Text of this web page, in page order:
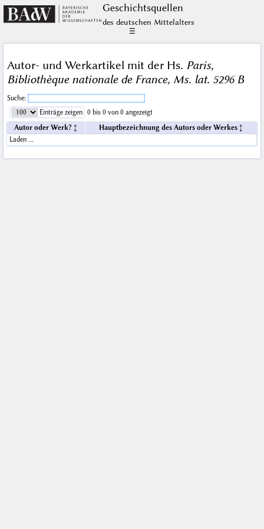
Geschichts­quellen
des deutschen Mittelalters
☰
Autor- und Werkartikel mit der Hs. Paris,
Bibliothèque nationale de France, Ms. lat. 5296 B
Suche:
Einträge zeigen
0 bis 0 von 0 angezeigt
Autor oder Werk?
Hauptbezeichnung des Autors oder Werkes
Laden …